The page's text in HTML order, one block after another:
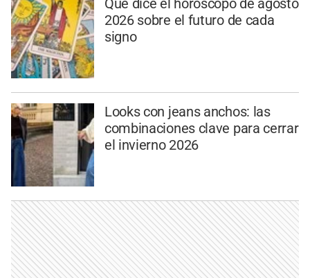
Qué dice el horóscopo de agosto
2026 sobre el futuro de cada
signo
Looks con jeans anchos: las
combinaciones clave para cerrar
el invierno 2026